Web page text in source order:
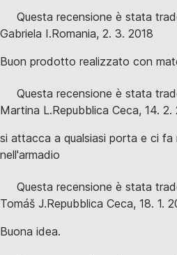
Questa recensione è stata
Gabriela I.Romania, 2. 3. 2018
Buon prodotto realizzato con
Questa recensione è stata
Martina L.Repubblica Ceca, 14. 2.
si attacca a qualsiasi porta e ci fa
nell'armadio
Questa recensione è stata
Tomáš J.Repubblica Ceca, 18. 1.
Buona idea.